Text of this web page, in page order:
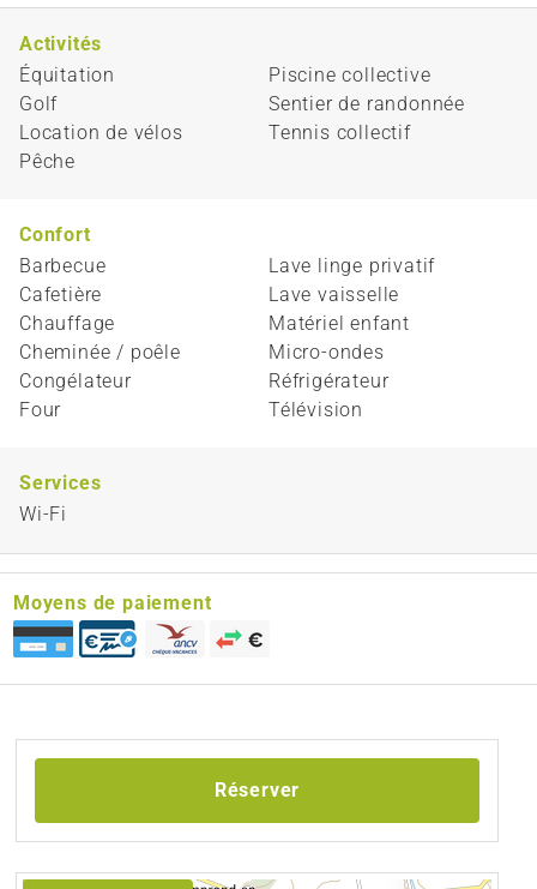
Activités
Équitation
Golf
Location de vélos
Pêche
Piscine collective
Sentier de randonnée
Tennis collectif
Confort
Barbecue
Cafetière
Chauffage
Cheminée / poêle
Congélateur
Four
Lave linge privatif
Lave vaisselle
Matériel enfant
Micro-ondes
Réfrigérateur
Télévision
Services
Wi-Fi
Moyens de paiement
Réserver